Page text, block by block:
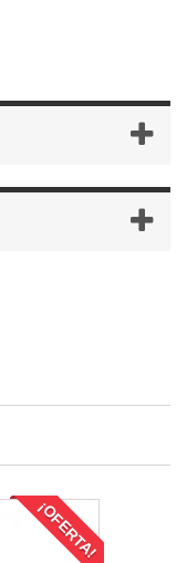
¡OFERTA!